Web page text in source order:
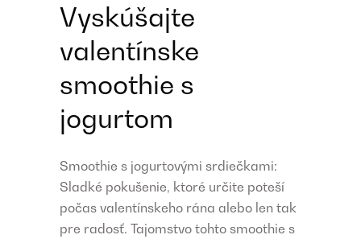
Vyskúšajte
valentínske
smoothie s
jogurtom
Smoothie s jogurtovými srdiečkami:
Sladké pokušenie, ktoré určite poteší
počas valentínskeho rána alebo len tak
pre radosť. Tajomstvo tohto smoothie s